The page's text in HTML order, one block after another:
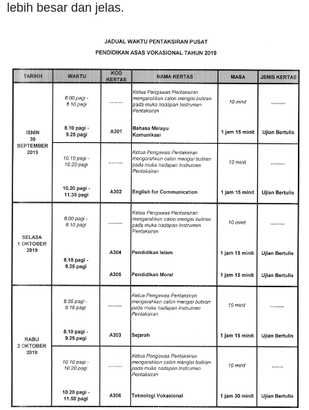
lebih besar dan jelas.